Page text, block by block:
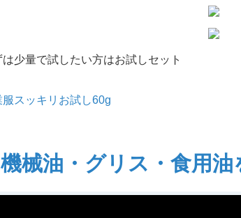
機械油・グリス・食用